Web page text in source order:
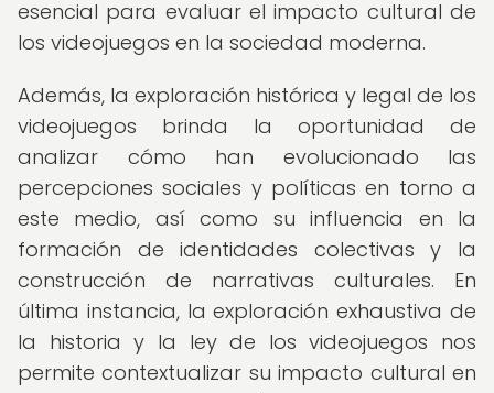
esencial para evaluar el impacto cultural de
los videojuegos en la sociedad moderna.
Además, la exploración histórica y legal de los
videojuegos brinda la oportunidad de
analizar cómo han evolucionado las
percepciones sociales y políticas en torno a
este medio, así como su influencia en la
formación de identidades colectivas y la
construcción de narrativas culturales. En
última instancia, la exploración exhaustiva de
la historia y la ley de los videojuegos nos
permite contextualizar su impacto cultural en